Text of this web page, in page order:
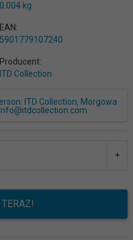
0.004 kg
EAN:
5901779107240
Producent:
ITD Collection
ITD Collection, Morgowa